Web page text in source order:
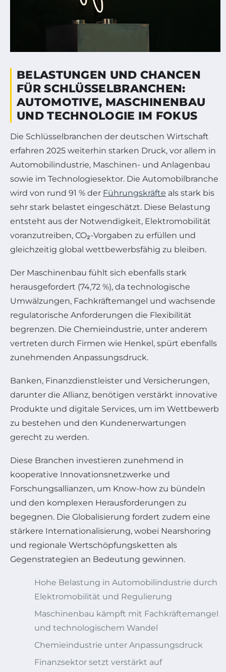
BELASTUNGEN UND CHANCEN
FÜR SCHLÜSSELBRANCHEN:
AUTOMOTIVE, MASCHINENBAU
UND TECHNOLOGIE IM FOKUS
Die Schlüsselbranchen der deutschen Wirtschaft
erfahren 2025 weiterhin starken Druck, vor allem in
Automobilindustrie, Maschinen- und Anlagenbau
sowie im Technologiesektor. Die Automobilbranche
wird von rund 91 % der Führungskräfte als stark bis
sehr stark belastet eingeschätzt. Diese Belastung
entsteht aus der Notwendigkeit, Elektromobilität
voranzutreiben, CO₂-Vorgaben zu erfüllen und
gleichzeitig global wettbewerbsfähig zu bleiben.
Der Maschinenbau fühlt sich ebenfalls stark
herausgefordert (74,72 %), da technologische
Umwälzungen, Fachkräftemangel und wachsende
regulatorische Anforderungen die Flexibilität
begrenzen. Die Chemieindustrie, unter anderem
vertreten durch Firmen wie Henkel, spürt ebenfalls
zunehmenden Anpassungsdruck.
Banken, Finanzdienstleister und Versicherungen,
darunter die Allianz, benötigen verstärkt innovative
Produkte und digitale Services, um im Wettbewerb
zu bestehen und den Kundenerwartungen
gerecht zu werden.
Diese Branchen investieren zunehmend in
kooperative Innovationsnetzwerke und
Forschungsallianzen, um Know-how zu bündeln
und den komplexen Herausforderungen zu
begegnen. Die Globalisierung fordert zudem eine
stärkere Internationalisierung, wobei Nearshoring
und regionale Wertschöpfungsketten als
Gegenstrategien an Bedeutung gewinnen.
Hohe Belastung in Automobilindustrie durch
Elektromobilität und Regulierung
Maschinenbau kämpft mit Fachkräftemangel
und technologischem Wandel
Chemieindustrie unter Anpassungsdruck
Finanzsektor setzt verstärkt auf